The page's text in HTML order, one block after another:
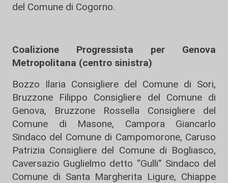
del Comune di Cogorno.
Coalizione Progressista per Genova
Metropolitana (centro sinistra)
Bozzo Ilaria Consigliere del Comune di Sori,
Bruzzone Filippo Consigliere del Comune di
Genova, Bruzzone Rossella Consigliere del
Comune di Masone, Campora Giancarlo
Sindaco del Comune di Campomorone, Caruso
Patrizia Consigliere del Comune di Bogliasco,
Caversazio Guglielmo detto “Gulli” Sindaco del
Comune di Santa Margherita Ligure, Chiappe